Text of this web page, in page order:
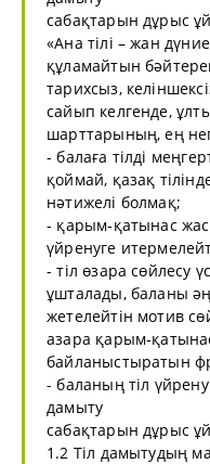
сабақтарын дұрыс
«Ана тілі – жан
құламайтын
тарихсыз,
сайып келгенде,
шарттарының, ең
- балаға тілді
қоймай, қазақ
нәтижелі болмақ;
- қарым-қатынас
үйренуге
- тіл өзара сөйлесу
ұшталады, баланы
жетелейтін мотив
азара қарым-
байланыстыратын
- баланың тіл
дамыту
сабақтарын дұрыс
1.2 Тіл дамытудың